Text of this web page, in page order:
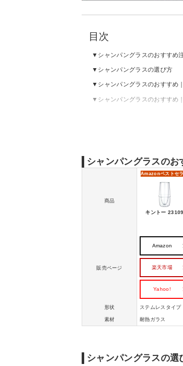
目次
シャンパングラスのおすすめ
シャンパングラスの選び方
シャンパングラスのおすすめ
シャンパングラスのおすすめ
シャンパングラスの
商品
Amazonベストセ
キントー 23109
販売ページ
Amazon
楽天市場
Yahoo!
形状 ステムレスタイプ
素材 耐熱ガラス
シャンパングラスの選